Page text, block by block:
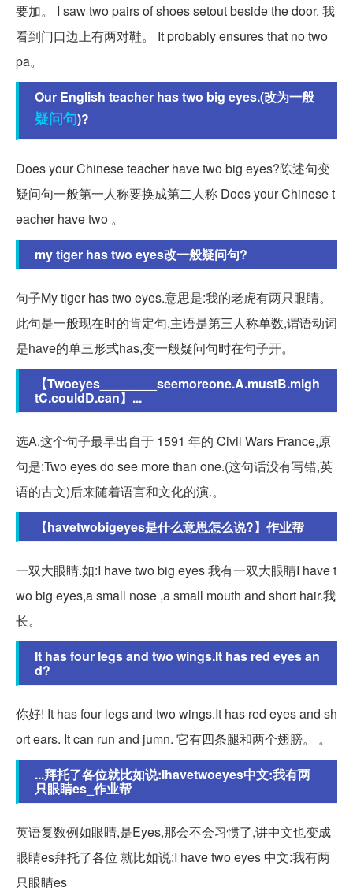
要加。 I saw two pairs of shoes setout beside the door. 我
看到门口边上有两对鞋。 It probably ensures that no two
pa。
Our English teacher has two big eyes.(改为一般
疑问句)?
Does your Chinese teacher have two big eyes?陈述句变
疑问句一般第一人称要换成第二人称 Does your Chinese t
eacher have two 。
my tiger has two eyes改一般疑问句?
句子My tiger has two eyes.意思是:我的老虎有两只眼睛。
此句是一般现在时的肯定句,主语是第三人称单数,谓语动词
是have的单三形式has,变一般疑问句时在句子开。
【Twoeyes________seemoreone.A.mustB.migh
tC.couldD.can】...
选A.这个句子最早出自于 1591 年的 Civil Wars France,原
句是:Two eyes do see more than one.(这句话没有写错,英
语的古文)后来随着语言和文化的演.。
【havetwobigeyes是什么意思怎么说?】作业帮
一双大眼睛.如:I have two big eyes 我有一双大眼睛I have t
wo big eyes,a small nose ,a small mouth and short hair.我
长。
It has four legs and two wings.It has red eyes an
d?
你好! It has four legs and two wings.It has red eyes and sh
ort ears. It can run and jumn. 它有四条腿和两个翅膀。 。
...拜托了各位就比如说:Ihavetwoeyes中文:我有两
只眼睛es_作业帮
英语复数例如眼睛,是Eyes,那会不会习惯了,讲中文也变成
眼睛es拜托了各位 就比如说:I have two eyes 中文:我有两
只眼睛es